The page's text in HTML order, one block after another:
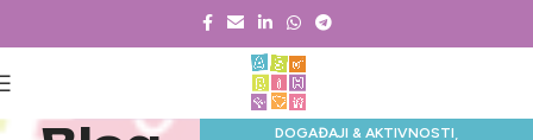
DOGAĐAJI & AKTIVNOSTI,